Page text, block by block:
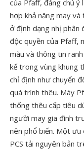
của Pfaff, đáng chú ý
hợp khả năng may
ở định dạng nhị phân
độc quyền của Pfaff,
màu và thông tin
kế trong vùng khung
chỉ định như chuyển
quá trình thêu. Máy
thống thêu cấp tiêu
người may gia đình
nên phổ biến. Một
PCS tải nguyên bản